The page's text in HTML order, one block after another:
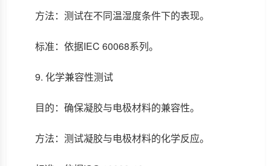
方法：测试在不同温湿度条件下的表现。
标准：依据IEC 60068系列。
9. 化学兼容性测试
目的：确保凝胶与电极材料的兼容性。
方法：测试凝胶与电极材料的化学反应。